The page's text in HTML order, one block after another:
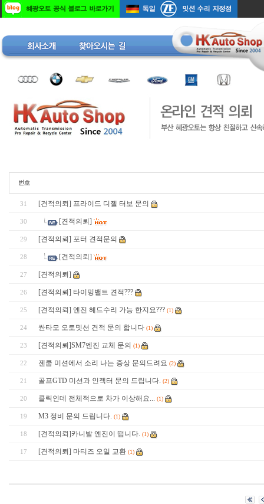
31 [견적의뢰] 프라이드 디젤 터보 문의
30 [견적의뢰]
29 [견적의뢰] 포터 견적문의
28 [견적의뢰]
27 [견적의뢰]
26 [견적의뢰] 타이밍밸트 견적???
25 [견적의뢰] 엔진 헤드수리 가능 한지요??? (1)
24 싼타모 오토밋션 견적 문의 합니다 (1)
23 [견적의뢰]SM7엔진 교체 문의 (1)
22 젠쿱 미션에서 소리 나는 증상 문의드려요 (2)
21 골프GTD 미션과 인젝터 문의 드립니다. (2)
20 클릭인데 전체적으로 차가 이상해요... (1)
19 M3 정비 문의 드립니다. (1)
18 [견적의뢰]카니발 엔진이 떱니다. (1)
17 [견적의뢰] 마티즈 오일 교환 (1)